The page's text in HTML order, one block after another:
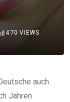
470 VIEWS
auch
Jahren